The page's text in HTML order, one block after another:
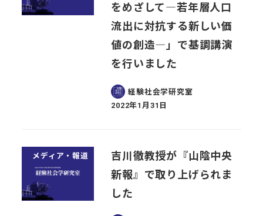
をめざして―若年層人口
流出に対抗する新しい価
値の創造―」で基調講演
を行いました
経験社会学研究室
投稿日
2022年1月31日
メディア・報道
吉川徹教授が『山陰中央
新報』で取り上げられま
した